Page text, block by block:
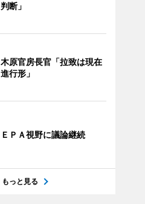
判断」
木原官房長官「拉致は現在
進行形」
ＥＰＡ視野に議論継続
もっと見る